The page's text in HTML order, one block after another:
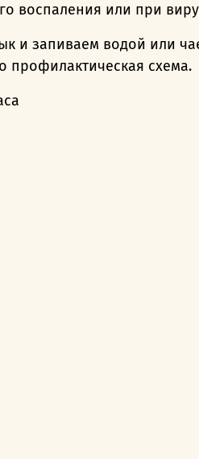
воспаления или при
и запиваем водой или
профилактическая схема.